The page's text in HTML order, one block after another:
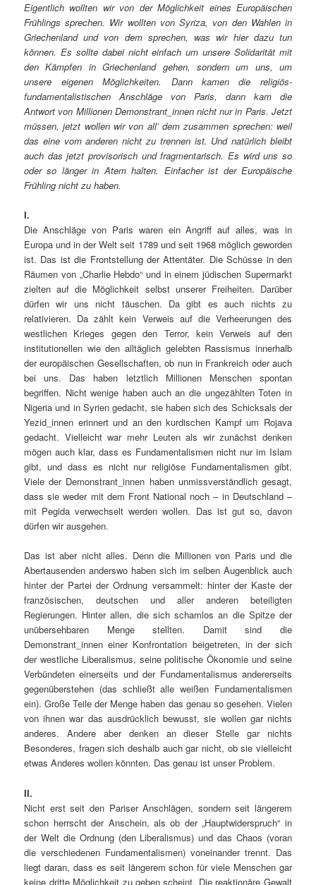
Eigentlich wollten wir von der Möglichkeit eines Europäischen
Frühlings sprechen. Wir wollten von Syriza, von den Wahlen in
Griechenland und von dem sprechen, was wir hier dazu tun
können. Es sollte dabei nicht einfach um unsere Solidarität mit
den Kämpfen in Griechenland gehen, sondern um uns, um
unsere eigenen Möglichkeiten. Dann kamen die religiös-
fundamentalistischen Anschläge von Paris, dann kam die
Antwort von Millionen Demonstrant_innen nicht nur in Paris. Jetzt
müssen, jetzt wollen wir von all’ dem zusammen sprechen: weil
das eine vom anderen nicht zu trennen ist. Und natürlich bleibt
auch das jetzt provisorisch und fragmentarisch. Es wird uns so
oder so länger in Atem halten. Einfacher ist der Europäische
Frühling nicht zu haben.
I.
Die Anschläge von Paris waren ein Angriff auf alles, was in
Europa und in der Welt seit 1789 und seit 1968 möglich geworden
ist. Das ist die Frontstellung der Attentäter. Die Schüsse in den
Räumen von „Charlie Hebdo“ und in einem jüdischen Supermarkt
zielten auf die Möglichkeit selbst unserer Freiheiten. Darüber
dürfen wir uns nicht täuschen. Da gibt es auch nichts zu
relativieren. Da zählt kein Verweis auf die Verheerungen des
westlichen Krieges gegen den Terror, kein Verweis auf den
institutionellen wie den alltäglich gelebten Rassismus innerhalb
der europäischen Gesellschaften, ob nun in Frankreich oder auch
bei uns. Das haben letztlich Millionen Menschen spontan
begriffen. Nicht wenige haben auch an die ungezählten Toten in
Nigeria und in Syrien gedacht, sie haben sich des Schicksals der
Yezid_innen erinnert und an den kurdischen Kampf um Rojava
gedacht. Vielleicht war mehr Leuten als wir zunächst denken
mögen auch klar, dass es Fundamentalismen nicht nur im Islam
gibt, und dass es nicht nur religiöse Fundamentalismen gibt.
Viele der Demonstrant_innen haben unmissverständlich gesagt,
dass sie weder mit dem Front National noch – in Deutschland –
mit Pegida verwechselt werden wollen. Das ist gut so, davon
dürfen wir ausgehen.
Das ist aber nicht alles. Denn die Millionen von Paris und die
Abertausenden anderswo haben sich im selben Augenblick auch
hinter der Partei der Ordnung versammelt: hinter der Kaste der
französischen, deutschen und aller anderen beteiligten
Regierungen. Hinter allen, die sich schamlos an die Spitze der
unübersehbaren Menge stellten. Damit sind die
Demonstrant_innen einer Konfrontation beigetreten, in der sich
der westliche Liberalismus, seine politische Ökonomie und seine
Verbündeten einerseits und der Fundamentalismus andererseits
gegenüberstehen (das schließt alle weißen Fundamentalismen
ein). Große Teile der Menge haben das genau so gesehen. Vielen
von ihnen war das ausdrücklich bewusst, sie wollen gar nichts
anderes. Andere aber denken an dieser Stelle gar nichts
Besonderes, fragen sich deshalb auch gar nicht, ob sie vielleicht
etwas Anderes wollen könnten. Das genau ist unser Problem.
II.
Nicht erst seit den Pariser Anschlägen, sondern seit längerem
schon herrscht der Anschein, als ob der „Hauptwiderspruch“ in
der Welt die Ordnung (den Liberalismus) und das Chaos (voran
die verschiedenen Fundamentalismen) voneinander trennt. Das
liegt daran, dass es seit längerem schon für viele Menschen gar
keine dritte Möglichkeit zu geben scheint. Die reaktionäre Gewalt